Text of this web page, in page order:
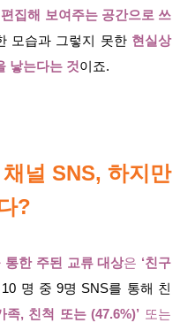
집해 보여주는 공간으로 쓰
모습과 그렇지 못한 현실상
낳는다는 것이죠.
널 SNS, 하지만
?
통한 주된 교류 대상은 ‘친구
명 중 9명 SNS를 통해 친
족, 친척 또는 (47.6%)’ 또는